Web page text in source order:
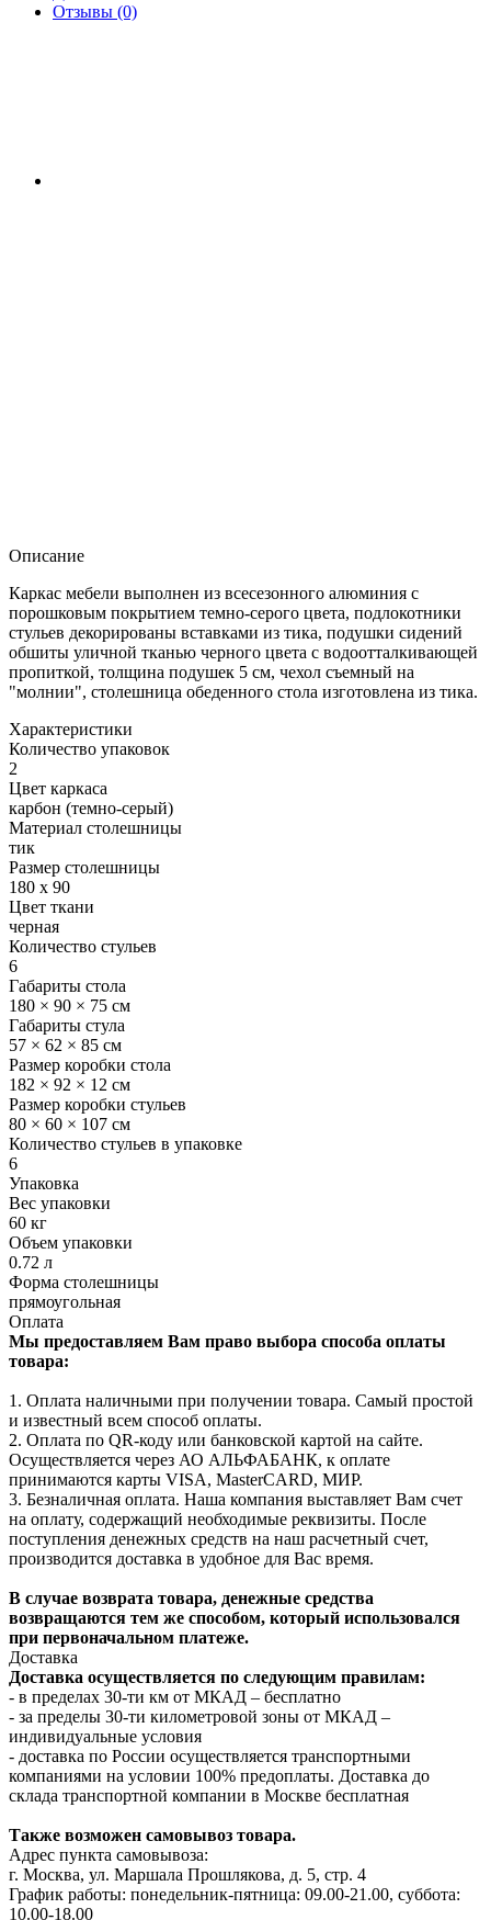
Отзывы (0)
Описание
Каркас мебели выполнен из всесезонного алюминия с
порошковым покрытием темно-серого цвета, подлокотники
стульев декорированы вставками из тика, подушки сидений
обшиты уличной тканью черного цвета с водоотталкивающей
пропиткой, толщина подушек 5 см, чехол съемный на
"молнии", столешница обеденного стола изготовлена из тика.
Характеристики
Количество упаковок
2
Цвет каркаса
карбон (темно-серый)
Материал столешницы
тик
Размер столешницы
180 x 90
Цвет ткани
черная
Количество стульев
6
Габариты стола
180 × 90 × 75 см
Габариты стула
57 × 62 × 85 см
Размер коробки стола
182 × 92 × 12 см
Размер коробки стульев
80 × 60 × 107 см
Количество стульев в упаковке
6
Упаковка
Вес упаковки
60 кг
Объем упаковки
0.72 л
Форма столешницы
прямоугольная
Оплата
Мы предоставляем Вам право выбора способа оплаты
товара:
1. Оплата наличными при получении товара. Самый простой
и известный всем способ оплаты.
2. Оплата по QR-коду или банковской картой на сайте.
Осуществляется через АО АЛЬФАБАНК, к оплате
принимаются карты VISA, MasterCARD, МИР.
3. Безналичная оплата. Наша компания выставляет Вам счет
на оплату, содержащий необходимые реквизиты. После
поступления денежных средств на наш расчетный счет,
производится доставка в удобное для Вас время.
В случае возврата товара, денежные средства
возвращаются тем же способом, который использовался
при первоначальном платеже.
Доставка
Доставка осуществляется по следующим правилам:
- в пределах 30-ти км от МКАД – бесплатно
- за пределы 30-ти километровой зоны от МКАД –
индивидуальные условия
- доставка по России осуществляется транспортными
компаниями на условии 100% предоплаты. Доставка до
склада транспортной компании в Москве бесплатная
Также возможен самовывоз товара.
Адрес пункта самовывоза:
г. Москва, ул. Маршала Прошлякова, д. 5, стр. 4
График работы: понедельник-пятница: 09.00-21.00, суббота:
10.00-18.00